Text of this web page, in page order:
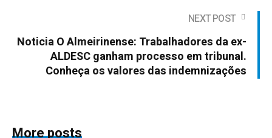
NEXT POST
Noticia O Almeirinense: Trabalhadores da ex-
ALDESC ganham processo em tribunal.
Conheça os valores das indemnizações
More posts